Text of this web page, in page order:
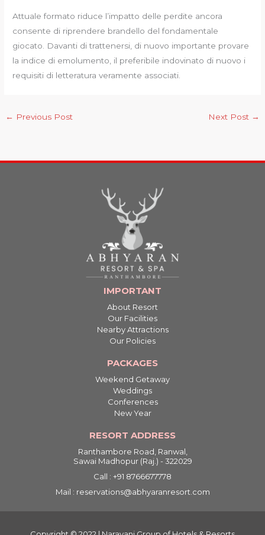
Attuale formato riduce l’impatto delle perdite ancora
consente di riprendere brandello del fondamentale
giocato. Davanti di trattenersi, di nuovo importante provare
la indice di emolumento, il preferibile indovinato di nuovo i
requisiti di letteratura veramente associati.
← Previous Post Next Post →
IMPORTANT
About Resort
Our Facilities
Nearby Attractions
Our Policies
PACKAGES
Weekend Getaway
Weddings
Conferences
New Year
RESORT ADDRESS
Ranthambore Road, Ranwal,
Sawai Madhopur (Raj.) - 322029
Call : +91 8766677778
Mail : reservations@abhyaranresort.com